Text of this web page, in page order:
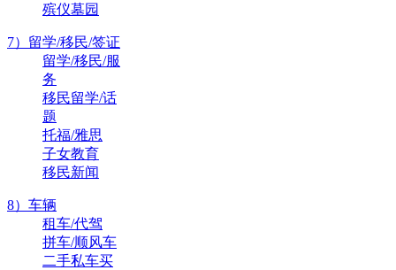
殡仪墓园
7）留学/移民/签证
留学/移民/服
务
移民留学/话
题
托福/雅思
子女教育
移民新闻
8）车辆
租车/代驾
拼车/顺风车
二手私车买